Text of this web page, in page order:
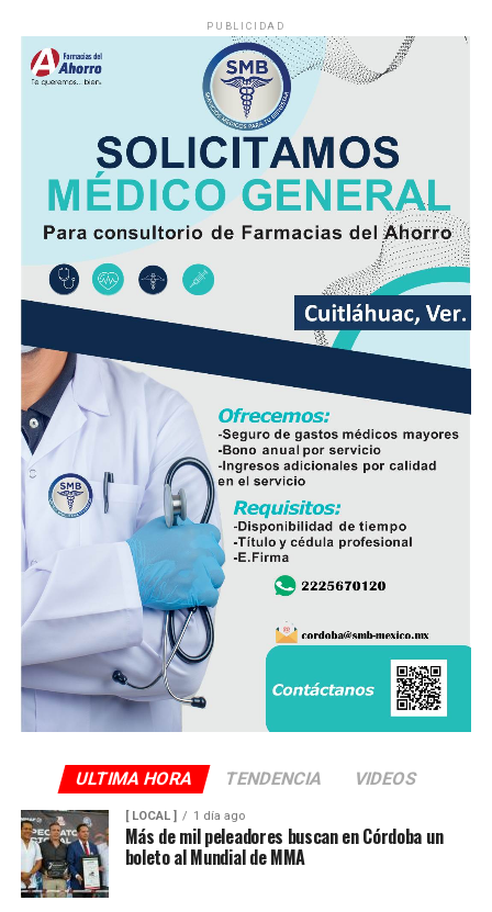
PUBLICIDAD
ULTIMA HORA TENDENCIA VIDEOS
[ LOCAL ] 1 día ago
Más de mil peleadores buscan en Córdoba un
boleto al Mundial de MMA